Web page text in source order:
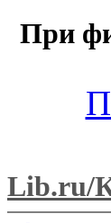
При
Lib.ru/